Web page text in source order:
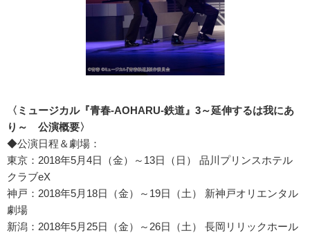
〈ミュージカル『青春-AOHARU-鉄道』3～延伸するは我にあ
り～ 公演概要〉
◆公演日程＆劇場：
東京：2018年5月4日（金）～13日（日） 品川プリンスホテル
クラブeX
神戸：2018年5月18日（金）～19日（土） 新神戸オリエンタル
劇場
新潟：2018年5月25日（金）～26日（土） 長岡リリックホール